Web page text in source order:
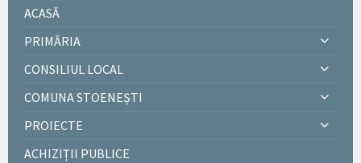
ACASĂ
PRIMĂRIA
CONSILIUL LOCAL
COMUNA STOENEȘTI
PROIECTE
ACHIZIȚII PUBLICE